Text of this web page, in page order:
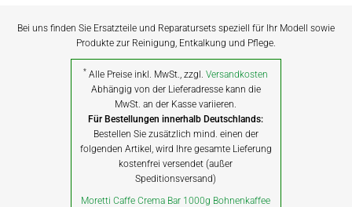
Bei uns finden Sie Ersatzteile und Reparatursets speziell für Ihr Modell sowie
Produkte zur Reinigung, Entkalkung und Pflege.
* Alle Preise inkl. MwSt., zzgl.Versandkosten
Abhängig von der Lieferadresse kann die
MwSt. an der Kasse variieren.
Für Bestellungen innerhalb Deutschlands:
Bestellen Sie zusätzlich mind. einen der
folgenden Artikel, wird Ihre gesamte Lieferung
kostenfrei versendet (außer
Speditionsversand)
Moretti Caffe Crema Bar 1000g Bohnenkaffee